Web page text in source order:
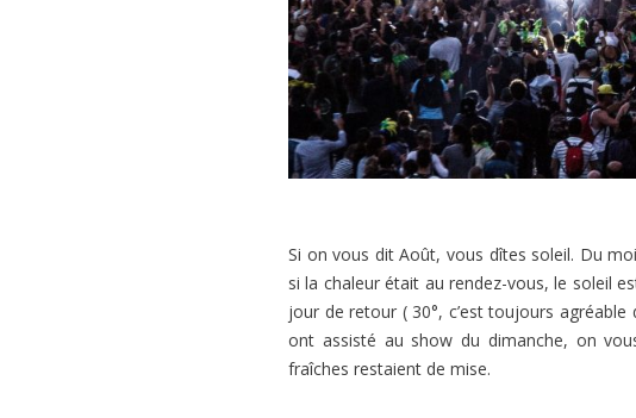
Si on vous dit Août, vous dîtes soleil. Du
si la chaleur était au rendez-vous, le soleil
jour de retour ( 30°, c’est toujours
ont assisté au show du dimanche, on
fraîches restaient de mise.